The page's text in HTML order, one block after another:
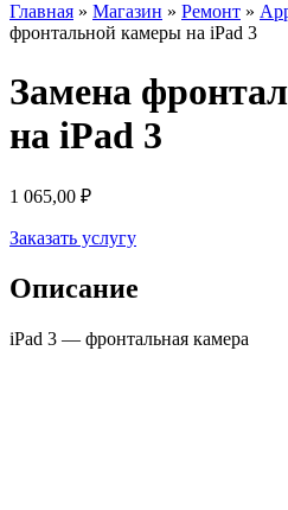
Главная » Магазин » Ремонт »
фронтальной камеры на iPad 3
Замена
на iPad 3
1 065,00 ₽
Заказать услугу
Описание
iPad 3 — фронтальная камера